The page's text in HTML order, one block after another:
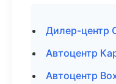
Дилер-центр
Автоцентр
Автоцентр